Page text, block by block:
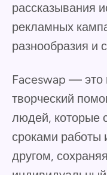
рассказывания
рекламных
разнообразия и
Faceswap — это
творческий
людей, которые
сроками работы
другом,